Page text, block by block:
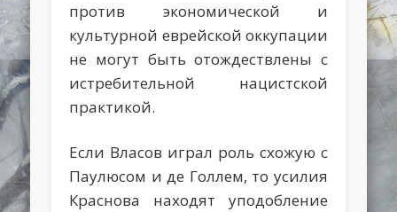
против экономической и
культурной еврейской оккупации
не могут быть отождествлены с
истребительной нацистской
практикой.
Если Власов играл роль схожую с
Паулюсом и де Голлем, то усилия
Краснова находят уподобление